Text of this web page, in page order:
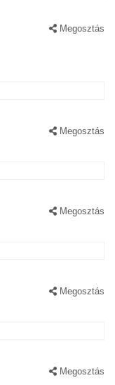
Megosztás
Megosztás
Megosztás
Megosztás
Megosztás